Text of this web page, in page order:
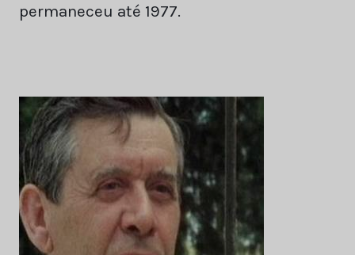
permaneceu até 1977.